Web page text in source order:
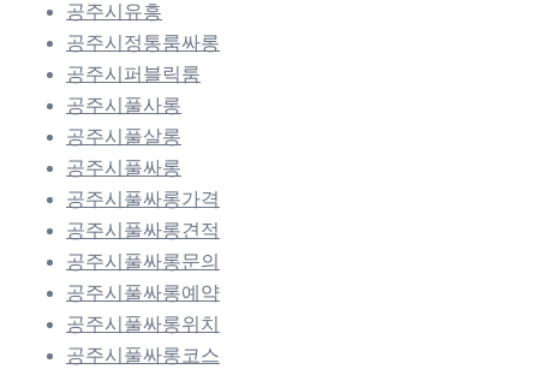
공주시유흥
공주시정통룸싸롱
공주시퍼블릭룸
공주시풀사롱
공주시풀살롱
공주시풀싸롱
공주시풀싸롱가격
공주시풀싸롱견적
공주시풀싸롱문의
공주시풀싸롱예약
공주시풀싸롱위치
공주시풀싸롱코스